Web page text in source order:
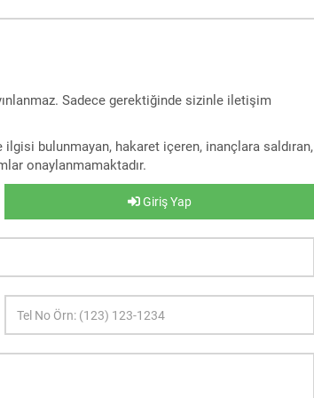
Sadece gerektiğinde sizinle iletişim
bulunmayan, hakaret içeren, inançlara saldıran,
onaylanmamaktadır.
Giriş Yap